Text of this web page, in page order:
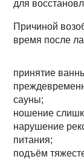
для
Причиной
время после
принятие
сауны;
ношение
нарушение
питания;
подъём